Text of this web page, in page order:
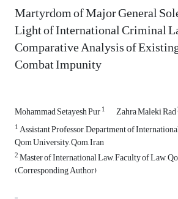
Martyrdom of Major General
Light of International Criminal
Comparative Analysis of
Combat Impunity
Mohammad Setayesh Pur1 Zahra Maleki Rad
1Assistant Professor, Department of
Qom University, Qom, Iran
2Master of International Law, Faculty of Law,
(Corresponding Author)